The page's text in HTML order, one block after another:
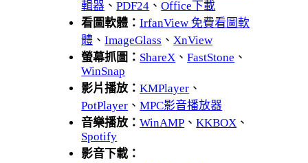
輯器 、PDF24 、Office下載
看圖軟體：IrfanView 免費看圖軟
體 、ImageGlass 、 XnView
螢幕抓圖： ShareX 、FastStone 、
WinSnap
影片播放：KMPlayer 、
PotPlayer 、MPC影音播放器
音樂播放：WinAMP 、KKBOX 、
Spotify
影音下載：